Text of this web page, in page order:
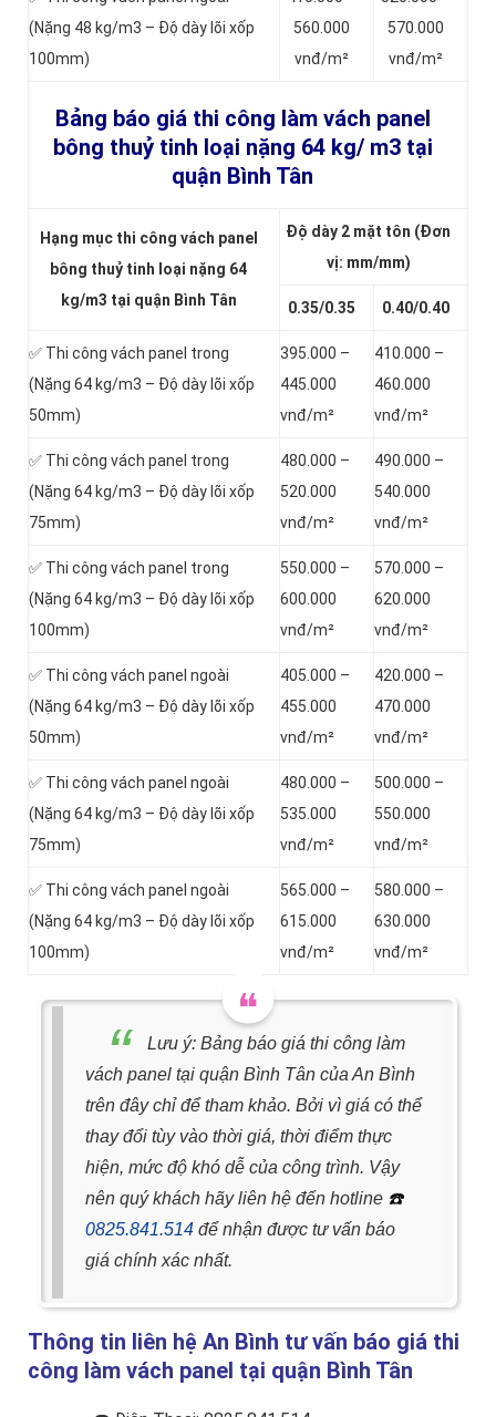
(Nặng 48 kg/m3 – Độ dày lõi xốp
100mm)
560.000
vnđ/m²
570.000
vnđ/m²
Bảng báo giá thi công làm vách panel
bông thuỷ tinh loại nặng 64 kg/ m3 tại
quận Bình Tân
Hạng mục thi công vách panel
bông thuỷ tinh loại nặng 64
kg/m3 tại quận Bình Tân
Độ dày 2 mặt tôn (Đơn
vị: mm/mm)
0.35/0.35 0.40/0.40
✅ Thi công vách panel trong
(Nặng 64 kg/m3 – Độ dày lõi xốp
50mm)
395.000 –
445.000
vnđ/m²
410.000 –
460.000
vnđ/m²
✅ Thi công vách panel trong
(Nặng 64 kg/m3 – Độ dày lõi xốp
75mm)
480.000 –
520.000
vnđ/m²
490.000 –
540.000
vnđ/m²
✅ Thi công vách panel trong
(Nặng 64 kg/m3 – Độ dày lõi xốp
100mm)
550.000 –
600.000
vnđ/m²
570.000 –
620.000
vnđ/m²
✅ Thi công vách panel ngoài
(Nặng 64 kg/m3 – Độ dày lõi xốp
50mm)
405.000 –
455.000
vnđ/m²
420.000 –
470.000
vnđ/m²
✅ Thi công vách panel ngoài
(Nặng 64 kg/m3 – Độ dày lõi xốp
75mm)
480.000 –
535.000
vnđ/m²
500.000 –
550.000
vnđ/m²
✅ Thi công vách panel ngoài
(Nặng 64 kg/m3 – Độ dày lõi xốp
100mm)
565.000 –
615.000
vnđ/m²
580.000 –
630.000
vnđ/m²
Lưu ý: Bảng báo giá thi công làm
vách panel tại quận Bình Tân của An Bình
trên đây chỉ để tham khảo. Bởi vì giá có thể
thay đổi tùy vào thời giá, thời điểm thực
hiện, mức độ khó dễ của công trình. Vậy
nên quý khách hãy liên hệ đến hotline ☎️
0825.841.514 để nhận được tư vấn báo
giá chính xác nhất.
Thông tin liên hệ An Bình tư vấn báo giá thi
công làm vách panel tại quận Bình Tân